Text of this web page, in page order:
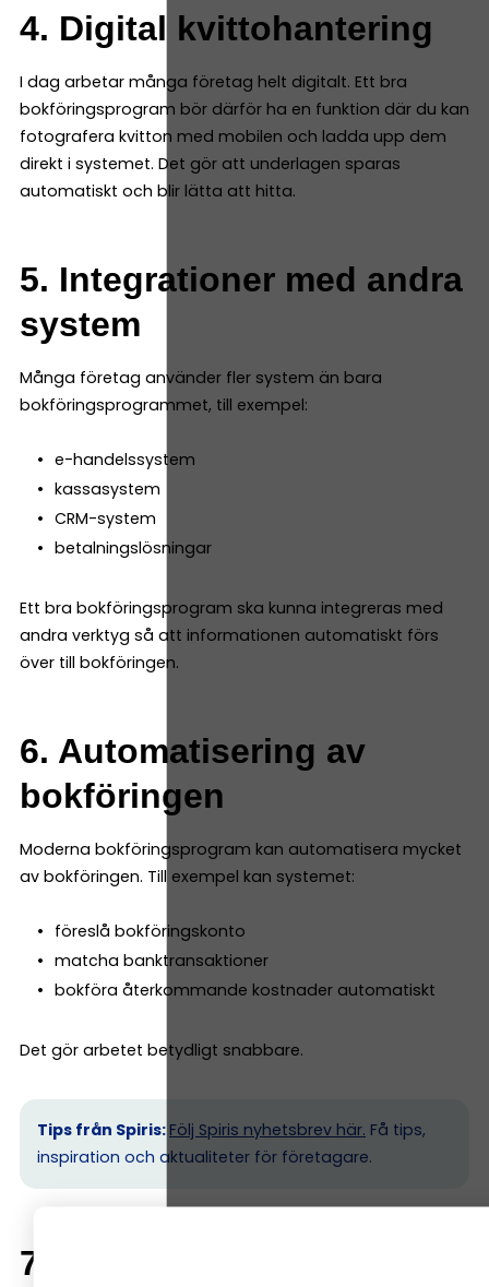
4. Digital kvittohantering
I dag arbetar många företag helt digitalt. Ett bra
bokföringsprogram bör därför ha en funktion där du kan
fotografera kvitton med mobilen och ladda upp dem
direkt i systemet. Det gör att underlagen sparas
automatiskt och blir lätta att hitta.
5. Integrationer med andra
system
Många företag använder fler system än bara
bokföringsprogrammet, till exempel:
e-handelssystem
kassasystem
CRM-system
betalningslösningar
Ett bra bokföringsprogram ska kunna integreras med
andra verktyg så att informationen automatiskt förs
över till bokföringen.
6. Automatisering av
bokföringen
Moderna bokföringsprogram kan automatisera mycket
av bokföringen. Till exempel kan systemet:
föreslå bokföringskonto
matcha banktransaktioner
bokföra återkommande kostnader automatiskt
Det gör arbetet betydligt snabbare.
Tips från Spiris: Följ Spiris nyhetsbrev här. Få tips,
inspiration och aktualiteter för företagare.
7. Rapporter som är lätta